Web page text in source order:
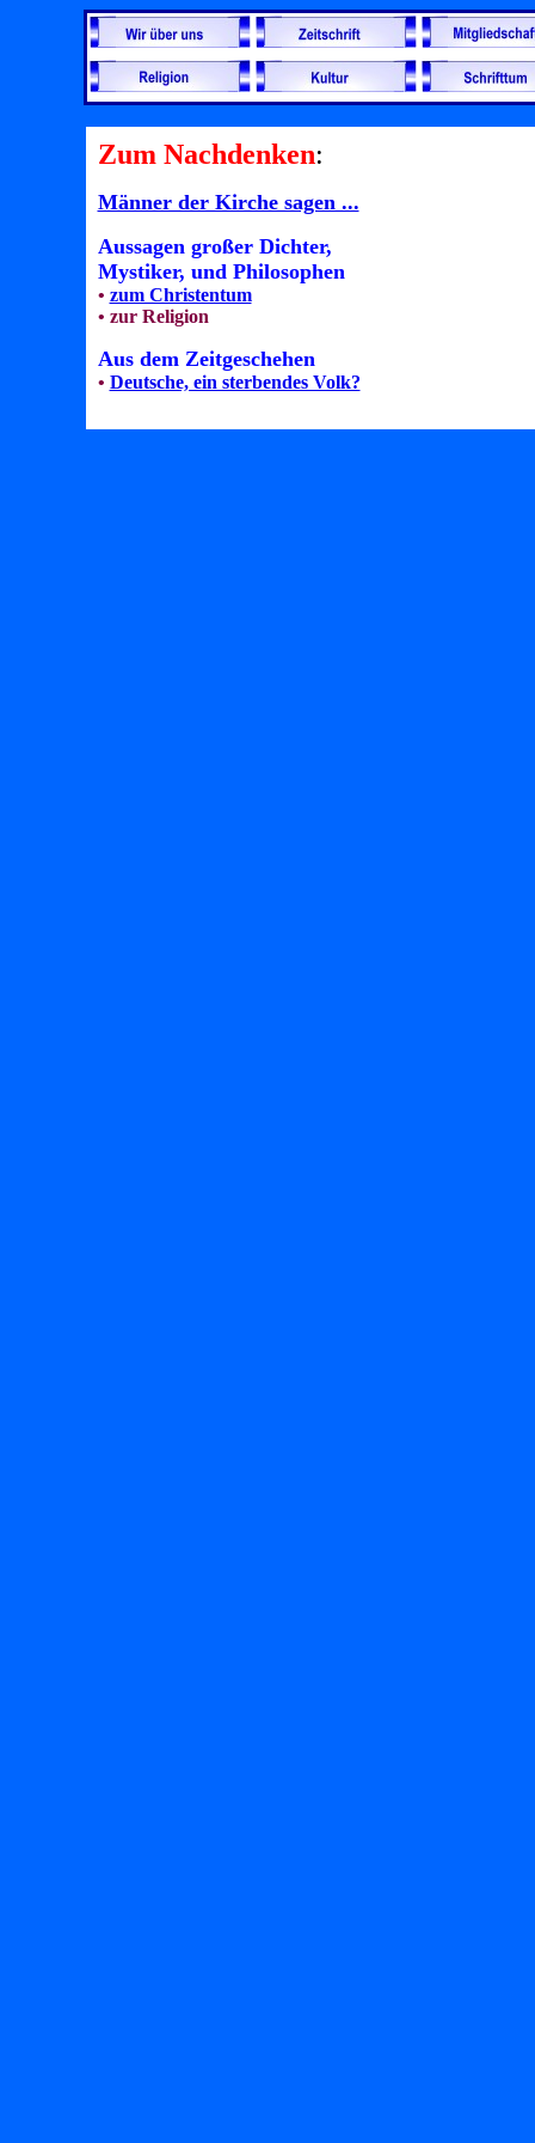
Zum Nachdenken:
Männer der Kirche sagen ...
Aussagen großer Dichter,
Mystiker, und Philosophen
• zum Christentum
• zur Religion
Aus dem Zeitgeschehen
• Deutsche, ein sterbendes Volk?